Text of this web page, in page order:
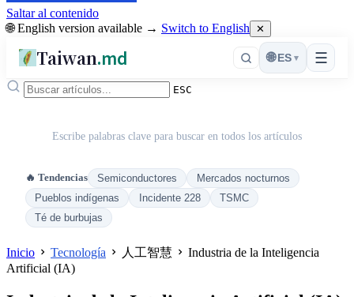
Saltar al contenido
🌐 English version available → Switch to English ✕
Taiwan.md ☰
🌐 ES ▾
ESC
Escribe palabras clave para buscar en todos los artículos
🔥 Tendencias Semiconductores
Mercados nocturnos
Pueblos indígenas
Incidente 228
TSMC
Té de burbujas
Inicio Tecnología 人工智慧
Industria de la Inteligencia
Artificial (IA)